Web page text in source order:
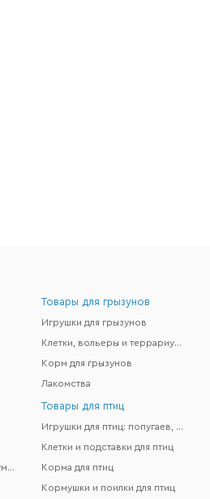
Товары для грызунов
Игрушки для грызунов
Клетки, вольеры и террариумы
Корм для грызунов
Лакомства
Оборудование для аквариумов
Товары для птиц
Игрушки для птиц: попугаев, канареек и др.
Клетки и подставки для птиц
Корма для птиц
Кормушки и поилки для птиц